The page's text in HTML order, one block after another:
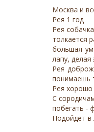
Москва и
Рея 1 год
Рея
толкается
большая
лапу, делая
Рея
понимаешь
Рея хорошо
С
побегать -
Подойдет в